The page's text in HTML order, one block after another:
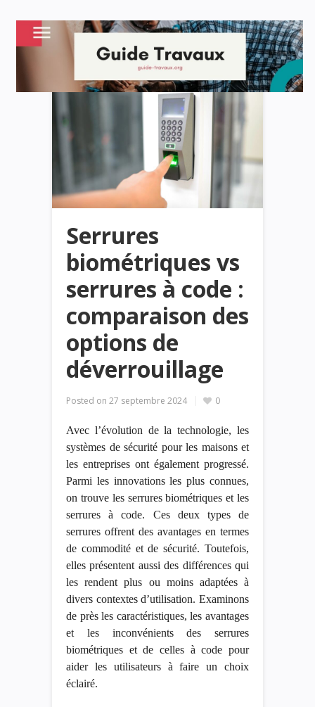
Serrures
biométriques vs
serrures à code :
comparaison des
options de
déverrouillage
Posted on 27 septembre 2024 0
Avec l’évolution de la technologie, les
systèmes de sécurité pour les maisons et
les entreprises ont également progressé.
Parmi les innovations les plus connues,
on trouve les serrures biométriques et les
serrures à code. Ces deux types de
serrures offrent des avantages en termes
de commodité et de sécurité. Toutefois,
elles présentent aussi des différences qui
les rendent plus ou moins adaptées à
divers contextes d’utilisation. Examinons
de près les caractéristiques, les avantages
et les inconvénients des serrures
biométriques etde celles à code pour
aider les utilisateurs à faire un choix
éclairé.